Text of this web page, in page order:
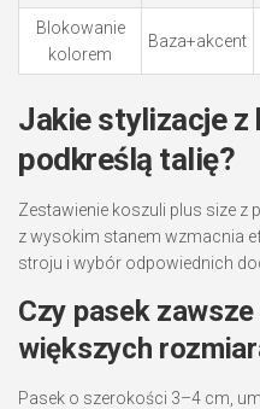
Blokowanie
kolorem
Baza+akcent
Jakie stylizacje z
podkreślą talię?
Zestawienie koszuli plus size z
z wysokim stanem wzmacnia
stroju i wybór odpowiednich
Czy pasek
większych
Pasek o szerokości 3–4 cm,